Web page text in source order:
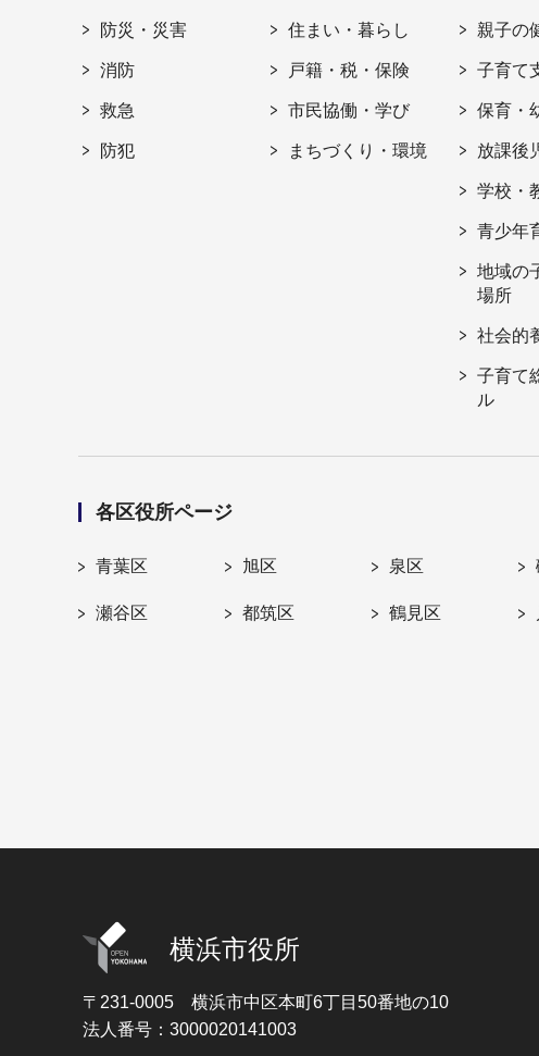
防災・災害
消防
救急
防犯
住まい・暮らし
戸籍・税・保険
市民協働・学び
まちづくり・環境
親子の
子育て
保育・
放課後
学校・
青少年
地域の
場所
社会的
子育て
ル
各区役所ページ
青葉区 旭区 泉区
瀬谷区 都筑区 鶴見区
横浜市役所
〒231-0005 横浜市中区本町6丁目50番地の10
法人番号：3000020141003